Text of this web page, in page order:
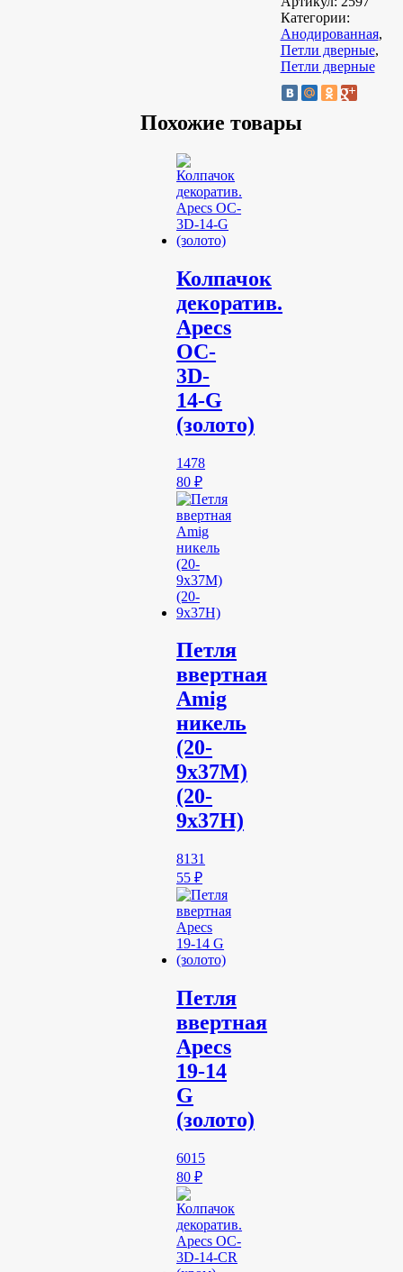
Категории:
Анодированная,
Петли дверные,
Петли дверные
Похожие товары
Колпачок
декоратив.
Apecs
OC-
3D-
14-G
(золото)
1478
80₽
Петля
ввертная
Amig
никель
(20-
9х37М)
(20-
9х37Н)
8131
55₽
Петля
ввертная
Apecs
19-14
G
(золото)
6015
80₽